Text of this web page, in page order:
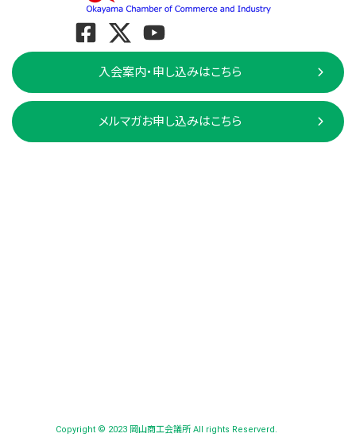
入会案内・申し込みはこちら
メルマガお申し込みはこちら
Copyright © 2023 岡山商工会議所 All rights Reserverd.